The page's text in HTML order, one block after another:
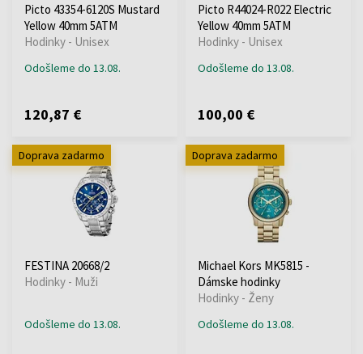
Picto 43354-6120S Mustard
Yellow 40mm 5ATM
Hodinky - Unisex
Odošleme do 13.08.
120,87 €
Picto R44024-R022 Electric
Yellow 40mm 5ATM
Hodinky - Unisex
Odošleme do 13.08.
100,00 €
Doprava zadarmo
FESTINA 20668/2
Hodinky - Muži
Odošleme do 13.08.
Doprava zadarmo
Michael Kors MK5815 -
Dámske hodinky
Hodinky - Ženy
Odošleme do 13.08.